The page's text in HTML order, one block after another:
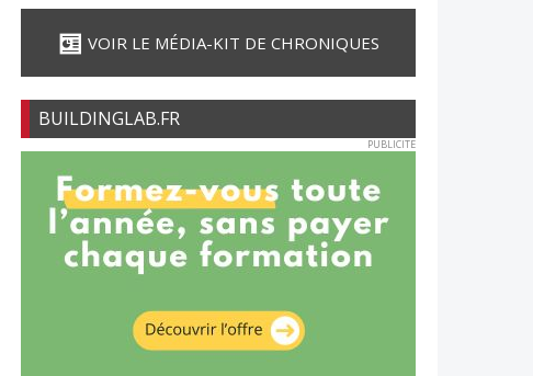
VOIR LE MÉDIA-KIT DE CHRONIQUES
BUILDINGLAB.FR
PUBLICITE